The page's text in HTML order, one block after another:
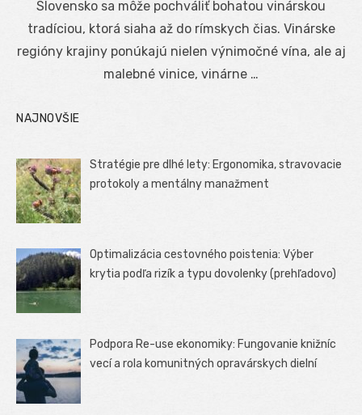
Slovensko sa môže pochváliť bohatou vinárskou
tradíciou, ktorá siaha až do rímskych čias. Vinárske
regióny krajiny ponúkajú nielen výnimočné vína, ale aj
malebné vinice, vinárne …
NAJNOVŠIE
Stratégie pre dlhé lety: Ergonomika, stravovacie
protokoly a mentálny manažment
Optimalizácia cestovného poistenia: Výber
krytia podľa rizík a typu dovolenky (prehľadovo)
Podpora Re-use ekonomiky: Fungovanie knižníc
vecí a rola komunitných opravárskych dielní